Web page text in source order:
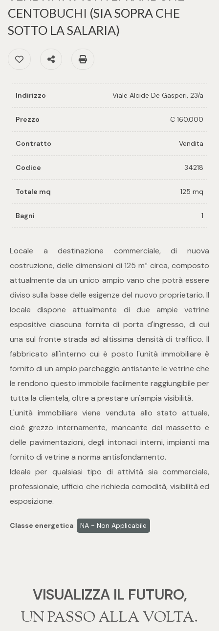
CENTOBUCHI (SIA SOPRA CHE
SOTTO LA SALARIA)
Preferiti: Cod. 34218
Condividi
Indirizzo Viale Alcide De Gasperi, 23/a
Prezzo € 160.000
Contratto Vendita
Codice 34218
Totale mq 125 mq
Bagni 1
Locale a destinazione commerciale, di nuova
costruzione, delle dimensioni di 125 m² circa, composto
attualmente da un unico ampio vano che potrà essere
diviso sulla base delle esigenze del nuovo proprietario. Il
locale dispone attualmente di due ampie vetrine
espositive ciascuna fornita di porta d'ingresso, di cui
una sul fronte strada ad altissima densità di traffico. Il
fabbricato all'interno cui è posto l'unità immobiliare è
fornito di un ampio parcheggio antistante le vetrine che
le rendono questo immobile facilmente raggiungibile per
tutta la clientela, oltre a prestare un'ampia visibilità.
L'unità immobiliare viene venduta allo stato attuale,
cioè grezzo internamente, mancante del massetto e
delle pavimentazioni, degli intonaci interni, impianti ma
fornito di vetrine a norma antisfondamento.
Ideale per qualsiasi tipo di attività sia commerciale,
professionale, ufficio che richieda comodità, visibilità ed
esposizione.
Classe energetica: NA - Non Applicabile
VISUALIZZA IL FUTURO,
‍‍UN PASSO ALLA VOLTA.
per voi
Richiedi
immobile
vendi il
immobile
Provincia
Comune
-
Qualsiasi
Residenziali
Commerciali
Prezzo
Totale
mq
2